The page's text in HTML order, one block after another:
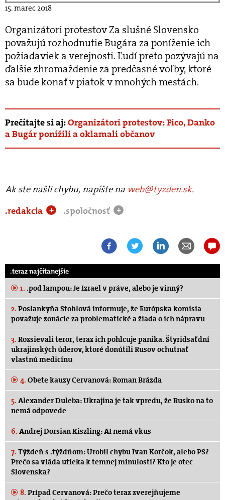
15. marec 2018
Organizátori protestov Za slušné Slovensko
považujú rozhodnutie Bugára za poníženie ich
požiadaviek a verejnosti. Ľudí preto pozývajú na
ďalšie zhromaždenie za predčasné voľby, ktoré
sa bude konať v piatok v mnohých mestách.
Prečítajte si aj:Organizátori protestov: Fico, Danko
a Bugár ponížili a oklamali občanov
Ak ste našli chybu, napíšte na web@tyzden.sk.
.redakcia
+ .spoločnosť +
.teraz najčítanejšie
1. .pod lampou: Je Izrael v práve, alebo je vinný?
2. Poslankyňa Stohlová informuje, že Európska komisia
považuje zonácie za problematické a žiada o ich nápravu
3. Rozsievali teror, teraz ich pohlcuje panika. Štyridsať dní
ukrajinských úderov, ktoré donútili Rusov ochutnať
vlastnú medicínu
4. Obete kauzy Cervanová: Roman Brázda
5. Alexander Duleba: Ukrajina je tak vpredu, že Rusko na to
nemá odpovede
6. Andrej Dorsian Kiszling: AI nemá vkus
7. Týždeň s .týždňom: Urobil chybu Ivan Korčok, alebo PS?
Prečo sa vláda utieka k temnej minulosti? Kto je otec
Slovenska?
8. Prípad Cervanová: Prečo teraz zverejňujeme